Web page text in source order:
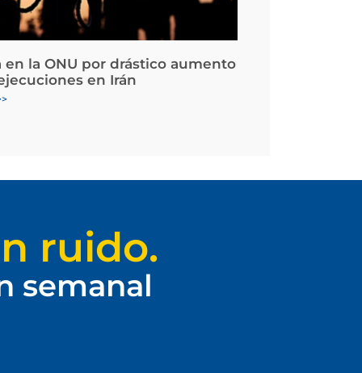
en la ONU por drástico aumento
en Irán
ruido.
semanal